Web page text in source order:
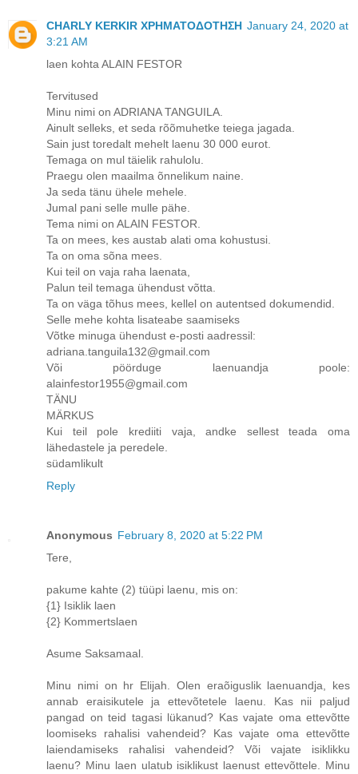
CHARLY KERKIR ΧΡΗΜΑΤΟΔΟΤΗΣΗ January 24, 2020 at
3:21 AM
laen kohta ALAIN FESTOR
Tervitused
Minu nimi on ADRIANA TANGUILA.
Ainult selleks, et seda rõõmuhetke teiega jagada.
Sain just toredalt mehelt laenu 30 000 eurot.
Temaga on mul täielik rahulolu.
Praegu olen maailma õnnelikum naine.
Ja seda tänu ühele mehele.
Jumal pani selle mulle pähe.
Tema nimi on ALAIN FESTOR.
Ta on mees, kes austab alati oma kohustusi.
Ta on oma sõna mees.
Kui teil on vaja raha laenata,
Palun teil temaga ühendust võtta.
Ta on väga tõhus mees, kellel on autentsed dokumendid.
Selle mehe kohta lisateabe saamiseks
Võtke minuga ühendust e-posti aadressil:
adriana.tanguila132@gmail.com
Või pöörduge laenuandja poole:
alainfestor1955@gmail.com
TÄNU
MÄRKUS
Kui teil pole krediiti vaja, andke sellest teada oma
lähedastele ja peredele.
südamlikult
Reply
Anonymous February 8, 2020 at 5:22 PM
Tere,
pakume kahte (2) tüüpi laenu, mis on:
{1} Isiklik laen
{2} Kommertslaen
Asume Saksamaal.
Minu nimi on hr Elijah. Olen eraõiguslik laenuandja, kes
annab eraisikutele ja ettevõtetele laenu. Kas nii paljud
pangad on teid tagasi lükanud? Kas vajate oma ettevõtte
loomiseks rahalisi vahendeid? Kas vajate oma ettevõtte
laiendamiseks rahalisi vahendeid? Või vajate isiklikku
laenu? Minu laen ulatub isiklikust laenust ettevõttele. Minu